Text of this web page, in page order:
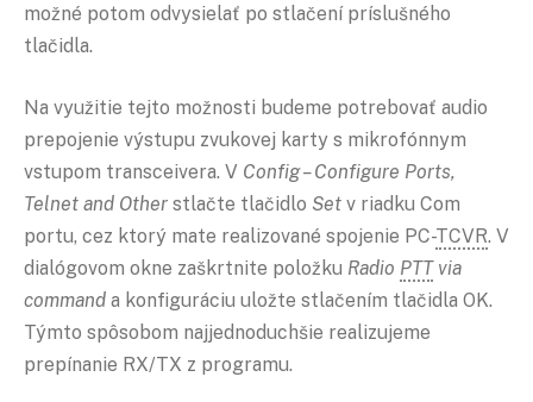
možné potom odvysielať po stlačení príslušného
tlačidla.
Na využitie tejto možnosti budeme potrebovať audio
prepojenie výstupu zvukovej karty s mikrofónnym
vstupom transceivera. V Config – Configure Ports,
Telnet and Other stlačte tlačidlo Set v riadku Com
portu, cez ktorý mate realizované spojenie PC-TCVR. V
dialógovom okne zaškrtnite položku Radio PTTvia
command a konfiguráciu uložte stlačením tlačidla OK.
Týmto spôsobom najjednoduchšie realizujeme
prepínanie RX/TX z programu.